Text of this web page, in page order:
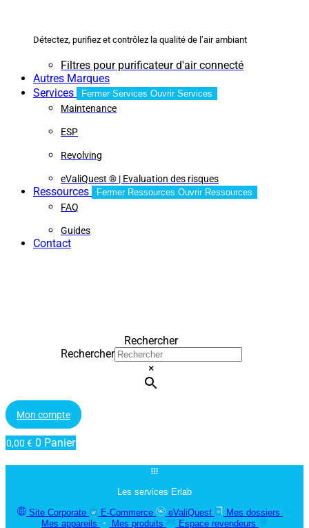
Détectez, purifiez et contrôlez la qualité de l’air ambiant
Filtres pour purificateur d'air connecté
Autres Marques
Services
Fermer Services Ouvrir Services
Maintenance
ESP
Revolving
eValiQuest ® | Evaluation des risques
Ressources Fermer Ressources Ouvrir Ressources
FAQ
Guides
Contact
Rechercher
Rechercher
×
Mon compte
0,00 € 0 Panier
Les services Erlab
Site Corporate
E-Commerce eValiQuest
Mes dossiers
Mes appareils
Mes produits
Espace revendeurs